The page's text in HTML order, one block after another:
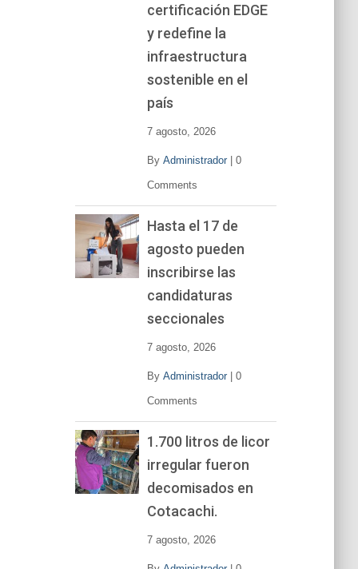
certificación EDGE
y redefine la
infraestructura
sostenible en el
país
7 agosto, 2026
By Administrador| 0
Comments
Hasta el 17 de
agosto pueden
inscribirse las
candidaturas
seccionales
7 agosto, 2026
By Administrador| 0
Comments
1.700 litros de licor
irregular fueron
decomisados en
Cotacachi.
7 agosto, 2026